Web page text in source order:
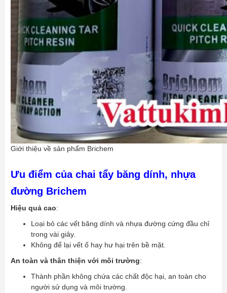
Giới thiệu về sản phẩm Brichem
Ưu điểm của chai tẩy băng dính, nhựa
đường Brichem
Hiệu quả cao:
Loại bỏ các vết băng dính và nhựa đường cứng đầu chỉ
trong vài giây.
Không để lại vết ố hay hư hại trên bề mặt.
An toàn và thân thiện với môi trường:
Thành phần không chứa các chất độc hại, an toàn cho
người sử dụng và môi trường.